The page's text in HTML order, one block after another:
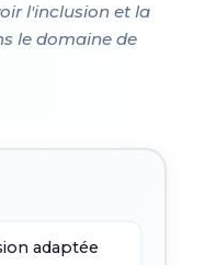
l'inclusion et la
le domaine de
adaptée